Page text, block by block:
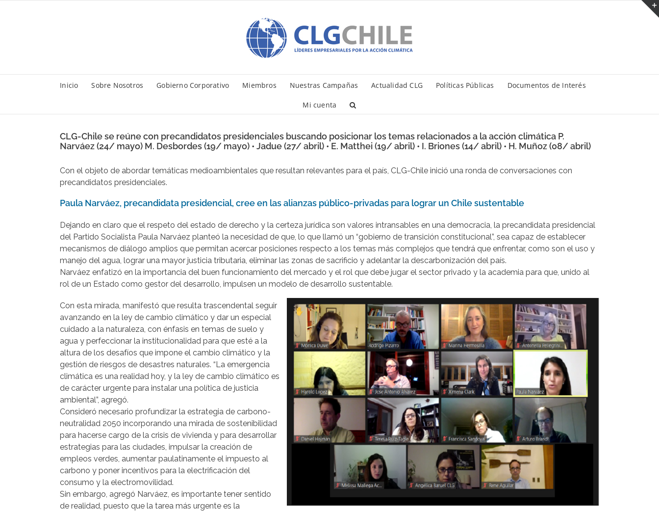
Inicio Sobre Nosotros Gobierno Corporativo Miembros Nuestras Campañas Actualidad CLG Políticas Públicas Documentos de Interés
Mi cuenta
CLG-Chile se reúne con precandidatos presidenciales buscando posicionar los temas relacionados a la acción climática P.
Narváez (24/ mayo) M. Desbordes (19/ mayo) • Jadue (27/ abril) • E. Matthei (19/ abril) • I. Briones (14/ abril) • H. Muñoz (08/ abril)
Con el objeto de abordar temáticas medioambientales que resultan relevantes para el país, CLG-Chile inició una ronda de conversaciones con
precandidatos presidenciales.
Paula Narváez, precandidata presidencial, cree en las alianzas público-privadas para lograr un Chile sustentable
Dejando en claro que el respeto del estado de derecho y la certeza jurídica son valores intransables en una democracia, la precandidata presidencial
del Partido Socialista Paula Narváez planteó la necesidad de que, lo que llamó un “gobierno de transición constitucional”, sea capaz de establecer
mecanismos de diálogo amplios que permitan acercar posiciones respecto a los temas más complejos que tendrá que enfrentar, como son el uso y
manejo del agua, lograr una mayor justicia tributaria, eliminar las zonas de sacrificio y adelantar la descarbonización del país.
Narváez enfatizó en la importancia del buen funcionamiento del mercado y el rol que debe jugar el sector privado y la academia para que, unido al
rol de un Estado como gestor del desarrollo, impulsen un modelo de desarrollo sustentable.
Con esta mirada, manifestó que resulta trascendental seguir
avanzando en la ley de cambio climático y dar un especial
cuidado a la naturaleza, con énfasis en temas de suelo y
agua y perfeccionar la institucionalidad para que esté a la
altura de los desafíos que impone el cambio climático y la
gestión de riesgos de desastres naturales. “La emergencia
climática es una realidad hoy, y la ley de cambio climático es
de carácter urgente para instalar una política de justicia
ambiental”, agregó.
Consideró necesario profundizar la estrategia de carbono-
neutralidad 2050 incorporando una mirada de sostenibilidad
para hacerse cargo de la crisis de vivienda y para desarrollar
estrategias para las ciudades, impulsar la creación de
empleos verdes, aumentar paulatinamente el impuesto al
carbono y poner incentivos para la electrificación del
consumo y la electromovilidad.
Sin embargo, agregó Narváez, es importante tener sentido
de realidad, puesto que la tarea más urgente es la